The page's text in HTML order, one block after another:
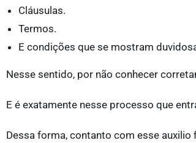
Cláusulas.
Termos.
E condições que se mostram
Nesse sentido, por não conhecer
E é exatamente nesse processo que
Dessa forma, contanto com esse